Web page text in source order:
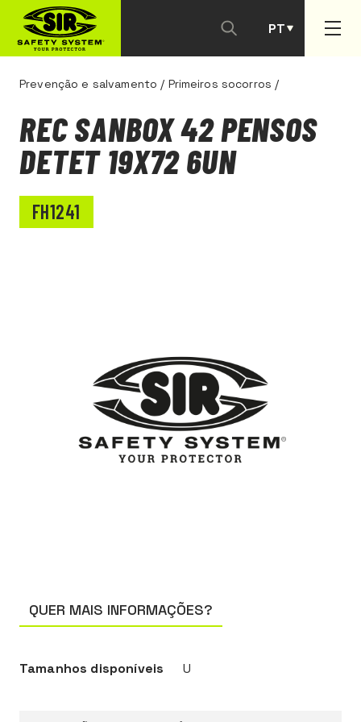
PT
ES
Prevenção e salvamento / Primeiros socorros /
QUER MAIS INFORMAÇÕES?
Tamanhos disponíveis U
REC SANBOX 42 PENSOS
DETET 19X72 6UN
FH1241